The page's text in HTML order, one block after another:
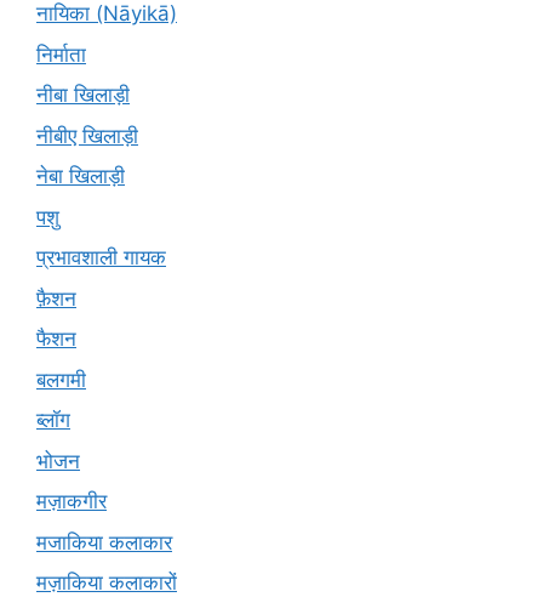
नायिका (Nāyikā)
निर्माता
नीबा खिलाड़ी
नीबीए खिलाड़ी
नेबा खिलाड़ी
पशु
प्रभावशाली गायक
फ़ैशन
फैशन
बलगमी
ब्लॉग
भोजन
मज़ाकगीर
मजाकिया कलाकार
मज़ाकिया कलाकारों